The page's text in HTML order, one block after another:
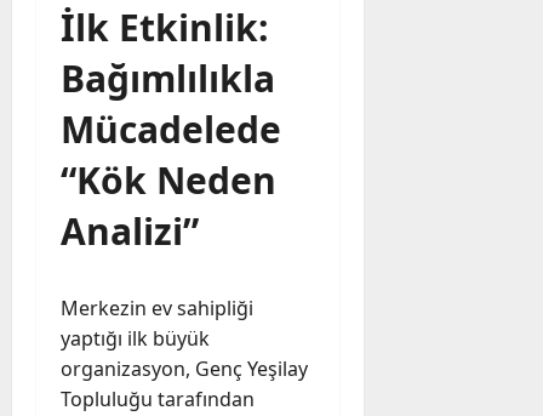
İlk Etkinlik:
Bağımlılıkla
Mücadelede
“Kök Neden
Analizi”
Merkezin ev sahipliği
yaptığı ilk büyük
organizasyon, Genç Yeşilay
Topluluğu tarafından